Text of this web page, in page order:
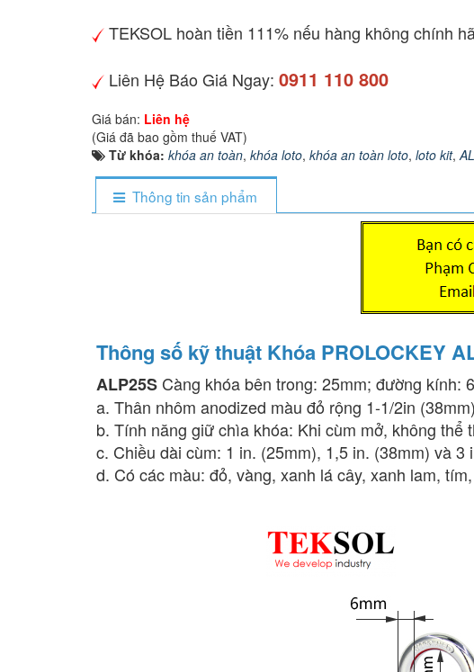
TEKSOL hoàn tiền 111% nếu hàng không chính
Liên Hệ Báo Giá Ngay: 0911 110 800
Giá bán: Liên hệ
(Giá đã bao gồm thuế VAT)
Từ khóa: khóa an toàn, khóa loto, khóa an toàn loto, loto kit,
Thông tin sản phẩm
Thông số kỹ thuật Khóa PROLOCKEY
ALP25S Càng khóa bên trong: 25mm; đường kính:
a. Thân nhôm anodized màu đỏ rộng 1-1/2in
b. Tính năng giữ chìa khóa: Khi cùm mở, không thể
c. Chiều dài cùm: 1 in. (25mm), 1,5 in. (38mm) và 3
d. Có các màu: đỏ, vàng, xanh lá cây, xanh lam,